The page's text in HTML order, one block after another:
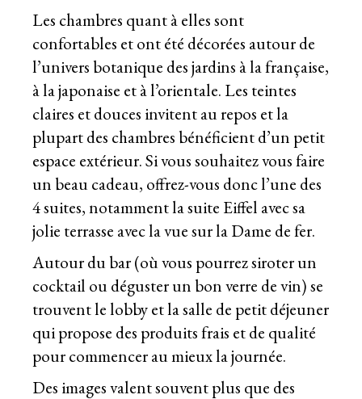
Les chambres quant à elles sont
confortables et ont été décorées autour de
l’univers botanique des jardins à la française,
à la japonaise et à l’orientale. Les teintes
claires et douces invitent au repos et la
plupart des chambres bénéficient d’un petit
espace extérieur. Si vous souhaitez vous faire
un beau cadeau, offrez-vous donc l’une des
4 suites, notamment la suite Eiffel avec sa
jolie terrasse avec la vue sur la Dame de fer.
Autour du bar (où vous pourrez siroter un
cocktail ou déguster un bon verre de vin) se
trouvent le lobby et la salle de petit déjeuner
qui propose des produits frais et de qualité
pour commencer au mieux la journée.
Des images valent souvent plus que des